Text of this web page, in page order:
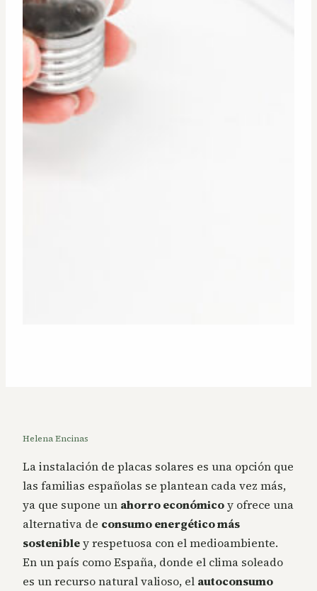
Helena Encinas
La instalación de placas solares es una opción que
las familias españolas se plantean cada vez más,
ya que supone un ahorro económicoy ofrece una
alternativa de consumo energético más
sostenibley respetuosa con el medioambiente.
En un país como España, donde el clima soleado
es un recurso natural valioso, el autoconsumo